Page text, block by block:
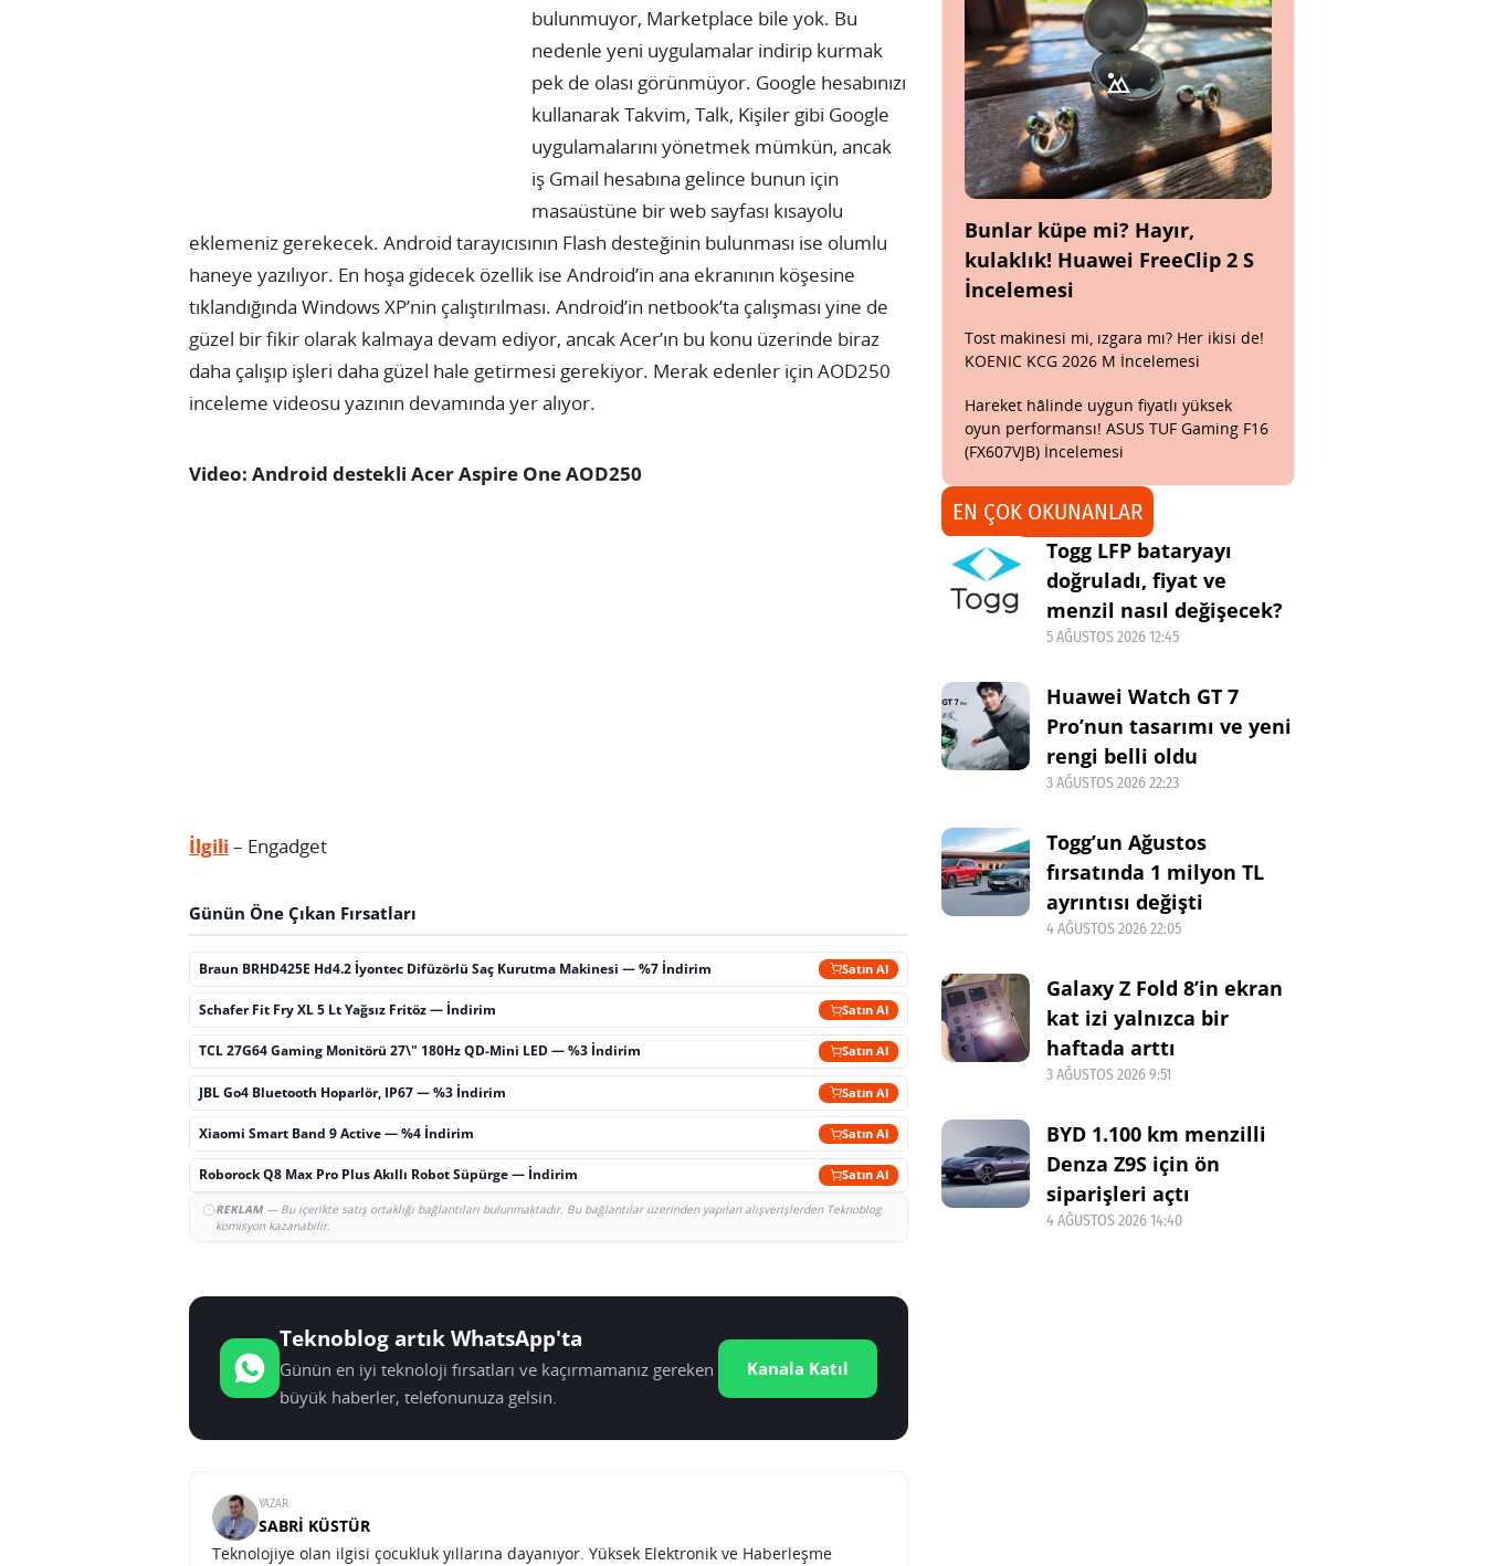
bulunmuyor, Marketplace bile yok. Bu
nedenle yeni uygulamalar indirip kurmak
pek de olası görünmüyor. Google hesabınızı
kullanarak Takvim, Talk, Kişiler gibi Google
uygulamalarını yönetmek mümkün, ancak
iş Gmail hesabına gelince bunun için
masaüstüne bir web sayfası kısayolu
eklemeniz gerekecek. Android tarayıcısının Flash desteğinin bulunması ise olumlu
haneye yazılıyor. En hoşa gidecek özellik ise Android’in ana ekranının köşesine
tıklandığında Windows XP’nin çalıştırılması. Android’in netbook’ta çalışması yine de
güzel bir fikir olarak kalmaya devam ediyor, ancak Acer’ın bu konu üzerinde biraz
daha çalışıp işleri daha güzel hale getirmesi gerekiyor. Merak edenler için AOD250
inceleme videosu yazının devamında yer alıyor.
Video: Android destekli Acer Aspire One AOD250
İlgili – Engadget
Günün Öne Çıkan Fırsatları
Braun BRHD425E Hd4.2 İyontec Difüzörlü Saç Kurutma Makinesi — %7 İndirim Satın Al
Schafer Fit Fry XL 5 Lt Yağsız Fritöz — İndirim Satın Al
TCL 27G64 Gaming Monitörü 27\" 180Hz QD-Mini LED — %3 İndirim Satın Al
JBL Go4 Bluetooth Hoparlör, IP67 — %3 İndirim Satın Al
Xiaomi Smart Band 9 Active — %4 İndirim Satın Al
Roborock Q8 Max Pro Plus Akıllı Robot Süpürge — İndirim Satın Al
REKLAM— Bu içerikte satış ortaklığı bağlantıları bulunmaktadır. Bu bağlantılar üzerinden yapılan alışverişlerden Teknoblog
komisyon kazanabilir.
Teknoblog artık WhatsApp'ta
Günün en iyi teknoloji fırsatları ve kaçırmamanız gereken
büyük haberler, telefonunuza gelsin.
Kanala Katıl
YAZAR:
SABRI KÜSTÜR
Teknolojiye olan ilgisi çocukluk yıllarına dayanıyor. Yüksek Elektronik ve Haberleşme
Bunlar küpe mi? Hayır,
kulaklık! Huawei FreeClip 2 S
İncelemesi
Tost makinesi mi, ızgara mı? Her ikisi de!
KOENIC KCG 2026 M İncelemesi
Hareket hâlinde uygun fiyatlı yüksek
oyun performansı! ASUS TUF Gaming F16
(FX607VJB) İncelemesi
EN ÇOK OKUNANLAR
Togg LFP bataryayı
doğruladı, fiyat ve
menzil nasıl değişecek?
5 AĞUSTOS 2026 12:45
Huawei Watch GT 7
Pro’nun tasarımı ve yeni
rengi belli oldu
3 AĞUSTOS 2026 22:23
Togg’un Ağustos
fırsatında 1 milyon TL
ayrıntısı değişti
4 AĞUSTOS 2026 22:05
Galaxy Z Fold 8’in ekran
kat izi yalnızca bir
haftada arttı
3 AĞUSTOS 2026 9:51
BYD 1.100 km menzilli
Denza Z9S için ön
siparişleri açtı
4 AĞUSTOS 2026 14:40